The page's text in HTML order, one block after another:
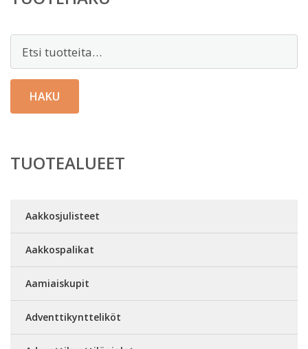
Etsi:
HAKU
TUOTEALUEET
Aakkosjulisteet
Aakkospalikat
Aamiaiskupit
Adventtikyntteliköt